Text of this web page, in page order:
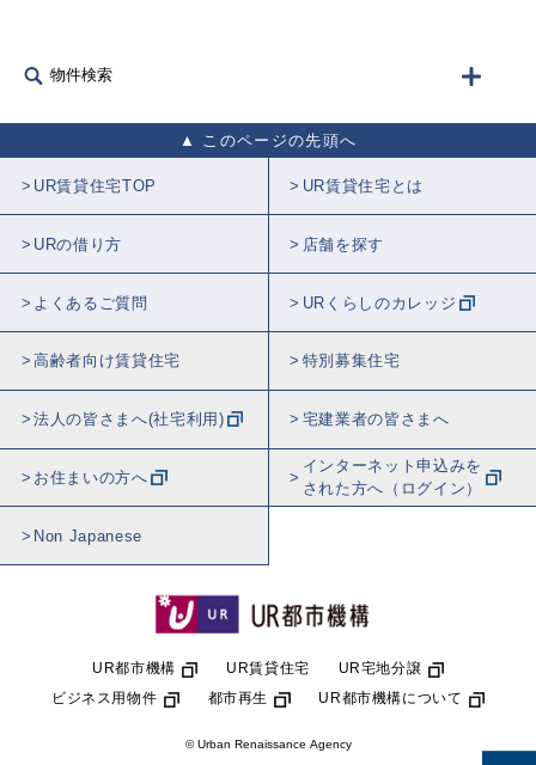
物件検索
このページの先頭へ
UR賃貸住宅TOP UR賃貸住宅とは
URの借り方 店舗を探す
よくあるご質問 URくらしのカレッジ
高齢者向け賃貸住宅 特別募集住宅
法人の皆さまへ(社宅利用) 宅建業者の皆さまへ
お住まいの方へ
インターネット申込みを
された方へ（ログイン）
Non Japanese
UR都市機構 UR賃貸住宅
UR宅地分譲
ビジネス用物件
都市再生 UR都市機構について
© Urban Renaissance Agency